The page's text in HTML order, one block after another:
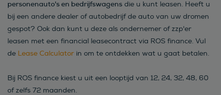
personenauto's en bedrijfswagens die u kunt leasen. Heeft u
bij een andere dealer of autobedrijf de auto van uw dromen
gespot? Ook dan kunt u deze als ondernemer of zzp'er
leasen met een financial leasecontract via ROS finance. Vul
de Lease Calculator in om te ontdekken wat u gaat betalen.
Bij ROS finance kiest u uit een looptijd van 12, 24, 32, 48, 60
of zelfs 72 maanden.